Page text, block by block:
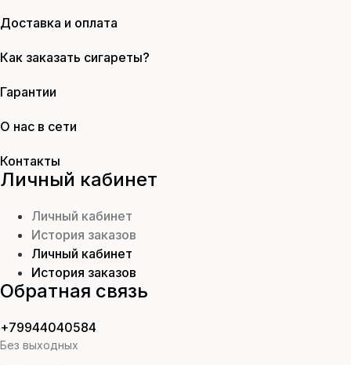
Доставка и оплата
Как заказать сигареты?
Гарантии
О нас в сети
Контакты
Личный кабинет
Личный кабинет
История заказов
Личный кабинет
История заказов
Обратная связь
+79944040584
Без выходных